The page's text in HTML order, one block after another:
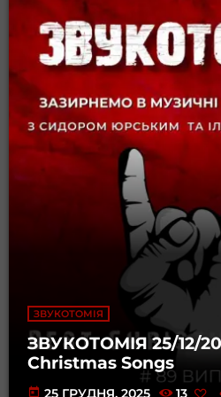
ЗВУКОТОМІЯ
ЗВУКОТОМІЯ 25/12/
Christmas Songs
today 25 ГРУДНЯ, 2025 13